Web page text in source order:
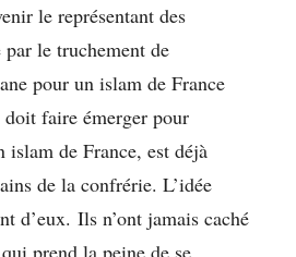
le représentant des
le truchement de
pour un islam de France
faire émerger pour
de France, est déjà
de la confrérie. L’idée
d’eux. Ils n’ont jamais caché
prend la peine de se